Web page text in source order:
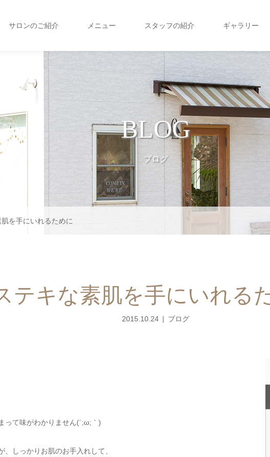
サロンのご紹介 メニュー スタッフの紹介 ギャラリー
BLOG
ブログ
を手にいれるために
テキな素肌を手にいれる
2015.10.24 ブログ
って味がわかりません(´;ω;｀)
しっかりお肌のお手入れして、